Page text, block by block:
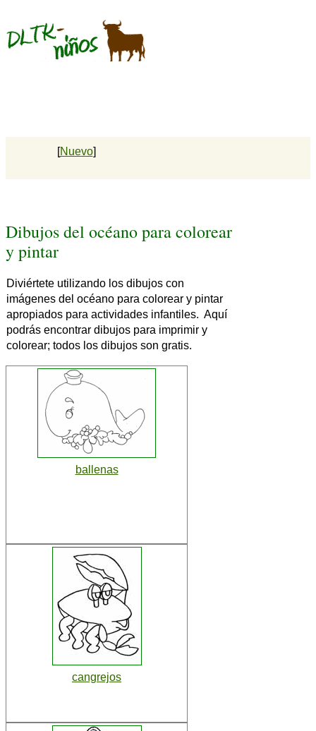
[Nuevo]
Dibujos del océano para colorear
y pintar
Diviértete utilizando los dibujos con
imágenes del océano para colorear y pintar
apropiados para actividades infantiles. Aquí
podrás encontrar dibujos para imprimir y
colorear; todos los dibujos son gratis.
ballenas
cangrejos